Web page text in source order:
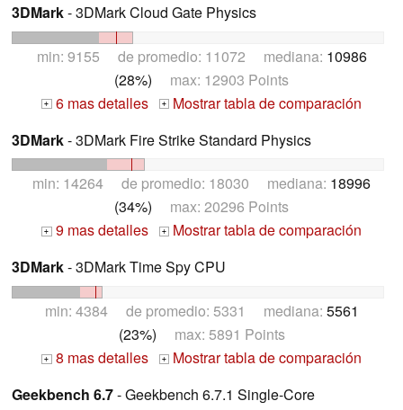
3DMark- 3DMark Cloud Gate Physics
min: 9155 de promedio: 11072 mediana: 10986
(28%) max: 12903 Points
+ 6 mas detalles +
Mostrar tabla de comparación
3DMark- 3DMark Fire Strike Standard Physics
min: 14264 de promedio: 18030 mediana: 18996
(34%) max: 20296 Points
+ 9 mas detalles +
Mostrar tabla de comparación
3DMark- 3DMark Time Spy CPU
min: 4384 de promedio: 5331 mediana: 5561
(23%) max: 5891 Points
+ 8 mas detalles +
Mostrar tabla de comparación
Geekbench 6.7- Geekbench 6.7.1 Single-Core